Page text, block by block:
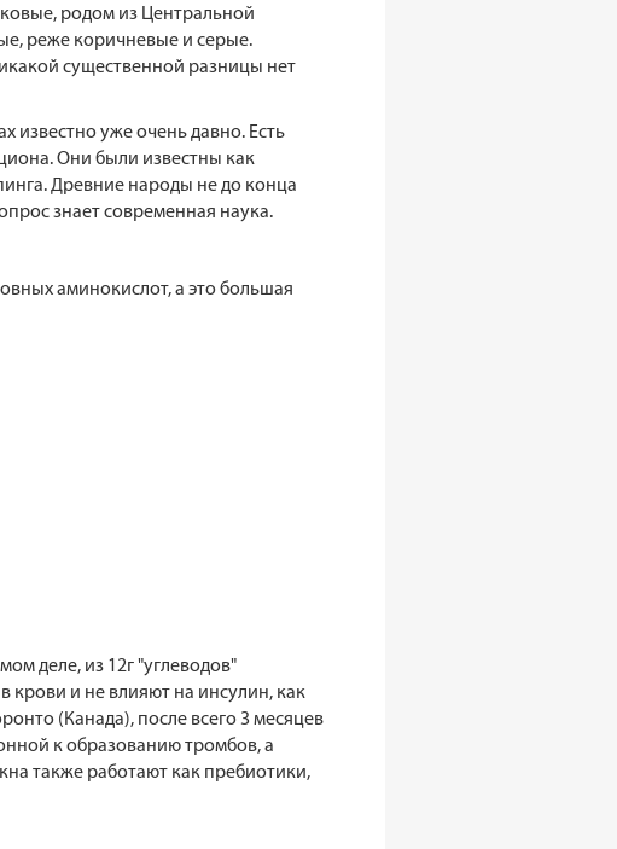
родом из Центральной
реже коричневые и серые.
существенной разницы нет
известно уже очень давно. Есть
Они были известны как
Древние народы не до конца
знает современная наука.
аминокислот, а это большая
деле, из 12г "углеводов"
крови и не влияют на инсулин, как
(Канада), после всего 3 месяцев
к образованию тромбов, а
также работают как пребиотики,